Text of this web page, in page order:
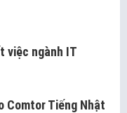
việc ngành IT
Comtor Tiếng Nhật